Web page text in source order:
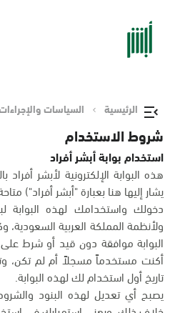
الرئيسية السياسات
شروط الاستخدام
استخدام بوابة أبشر أفراد
هذه البوابة الإلكترونية لأبشر
يشار إليها هنا بعبارة "أبشر أفراد")
دخولك واستخدامك لهذه البوابة
ولأنظمة المملكة العربية
البوابة موافقة دون قيد أو شرط
أكنت مستخدماً مسجلاً أم لم تكن،
تاريخ أول استخدام لك لهذه البوابة.
يصبح أي تعديل لهذه البنود